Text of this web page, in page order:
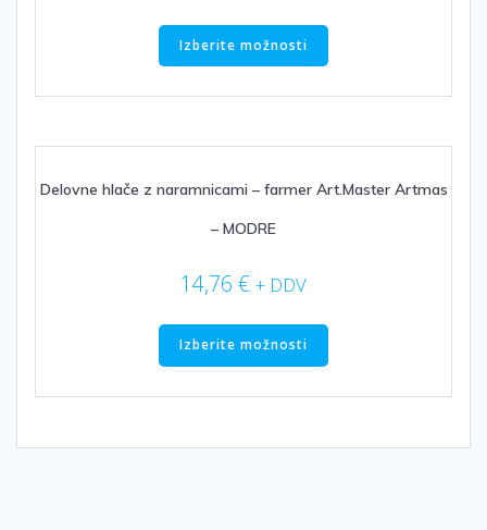
Izberite možnosti
ima
več
Možnosti
izberete
Delovne hlače z naramnicami – farmer Art.Master Artmas
– MODRE
14,76 € + DDV
Izberite možnosti
Ta
ima
več